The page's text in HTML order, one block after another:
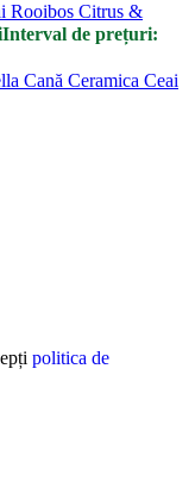
Rooibos Citrus &
Interval de prețuri:
Cană Ceramica Ceai
politica de